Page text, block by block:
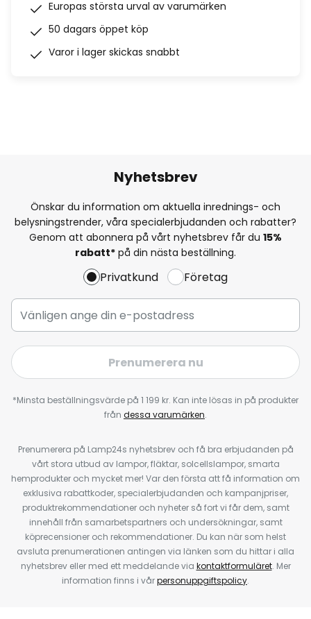
Europas största urval av varumärken
50 dagars öppet köp
Varor i lager skickas snabbt
Nyhetsbrev
Önskar du information om aktuella inrednings- och
belysningstrender, våra specialerbjudanden och rabatter?
Genom att abonnera på vårt nyhetsbrev får du 15%
rabatt* på din nästa beställning.
Privatkund Företag
Prenumerera nu
*Minsta beställningsvärde på 1 199 kr. Kan inte lösas in på produkter
från dessa varumärken.
Prenumerera på Lamp24s nyhetsbrev och få bra erbjudanden på
vårt stora utbud av lampor, fläktar, solcellslampor, smarta
hemprodukter och mycket mer! Var den första att få information om
exklusiva rabattkoder, specialerbjudanden och kampanjpriser,
produktrekommendationer och nyheter så fort vi får dem, samt
innehåll från samarbetspartners och undersökningar, samt
köprecensioner och rekommendationer. Du kan när som helst
avsluta prenumerationen antingen via länken som du hittar i alla
nyhetsbrev eller med ett meddelande via kontaktformuläret. Mer
information finns i vårpersonuppgiftspolicy.